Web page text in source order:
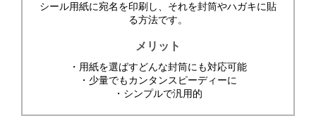
シール用紙に宛名を印刷し、それを封筒やハガキに貼
る方法です。
メリット
・用紙を選ばすどんな封筒にも対応可能
・少量でもカンタンスピーディーに
・シンプルで汎用的